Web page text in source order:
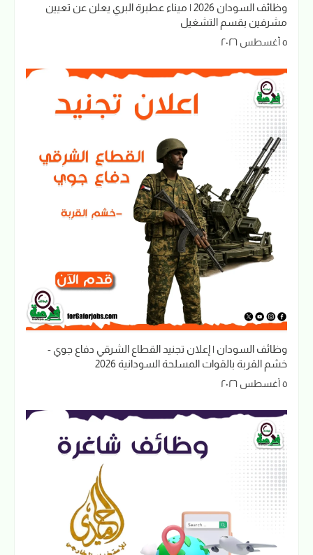
وظائف السودان 2026 | ميناء عطبرة البري يعلن عن تعيين
مشرفين بقسم التشغيل
٥ أغسطس ٢٠٢٦
وظائف السودان | إعلان تجنيد القطاع الشرقي دفاع جوي -
خشم القربة بالقوات المسلحة السودانية 2026
٥ أغسطس ٢٠٢٦